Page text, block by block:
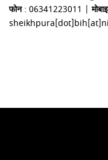
फोन: 06341223011 |